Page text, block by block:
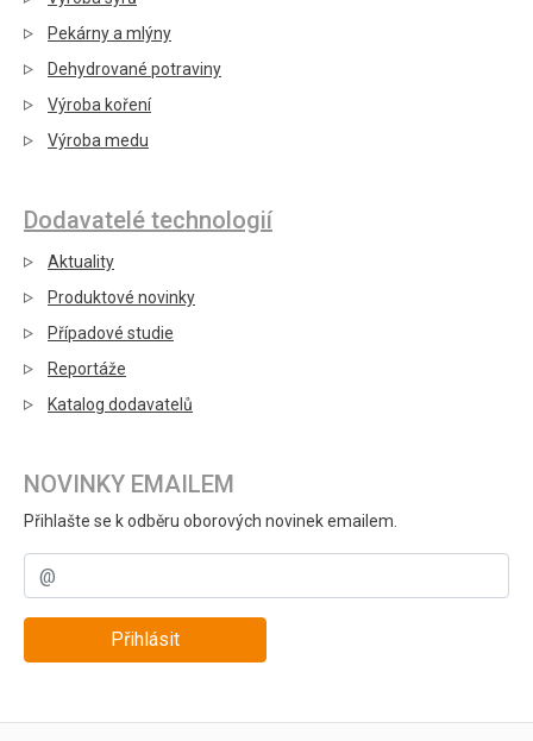
Pekárny a mlýny
Dehydrované potraviny
Výroba koření
Výroba medu
Dodavatelé technologií
Aktuality
Produktové novinky
Případové studie
Reportáže
Katalog dodavatelů
NOVINKY EMAILEM
Přihlašte se k odběru oborových novinek emailem.
Přihlásit